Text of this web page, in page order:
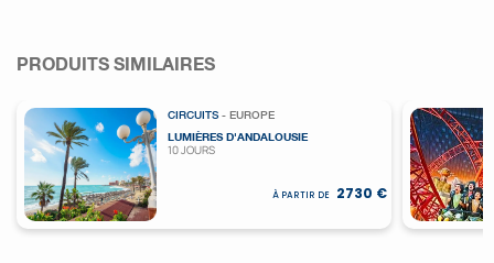
PRODUITS SIMILAIRES
CIRCUITS - EUROPE
LUMIÈRES D'ANDALOUSIE
10 JOURS
À PARTIR DE 2730 €